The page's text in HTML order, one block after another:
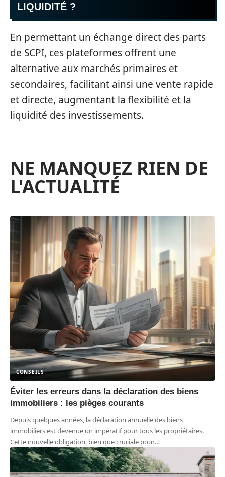
LIQUIDITÉ ?
En permettant un échange direct des parts
de SCPI, ces plateformes offrent une
alternative aux marchés primaires et
secondaires, facilitant ainsi une vente rapide
et directe, augmentant la flexibilité et la
liquidité des investissements.
NE MANQUEZ RIEN DE
L'ACTUALITÉ
CONSEILS
Éviter les erreurs dans la déclaration des biens
immobiliers : les pièges courants
Depuis quelques années, la déclaration annuelle des biens
immobiliers est devenue un impératif pour tous les propriétaires.
Cette nouvelle obligation, bien que cruciale pour…